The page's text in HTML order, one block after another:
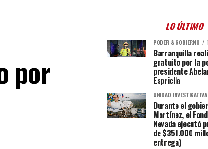
por
LO ÚLTIMO
PODER & GOBIERNO
Barranquilla
gratuito por la
presidente
Espriella
UNIDAD INVESTIGATIVA
Durante el
Martínez, el
Nevada ejecutó
de $351.000
entrega)